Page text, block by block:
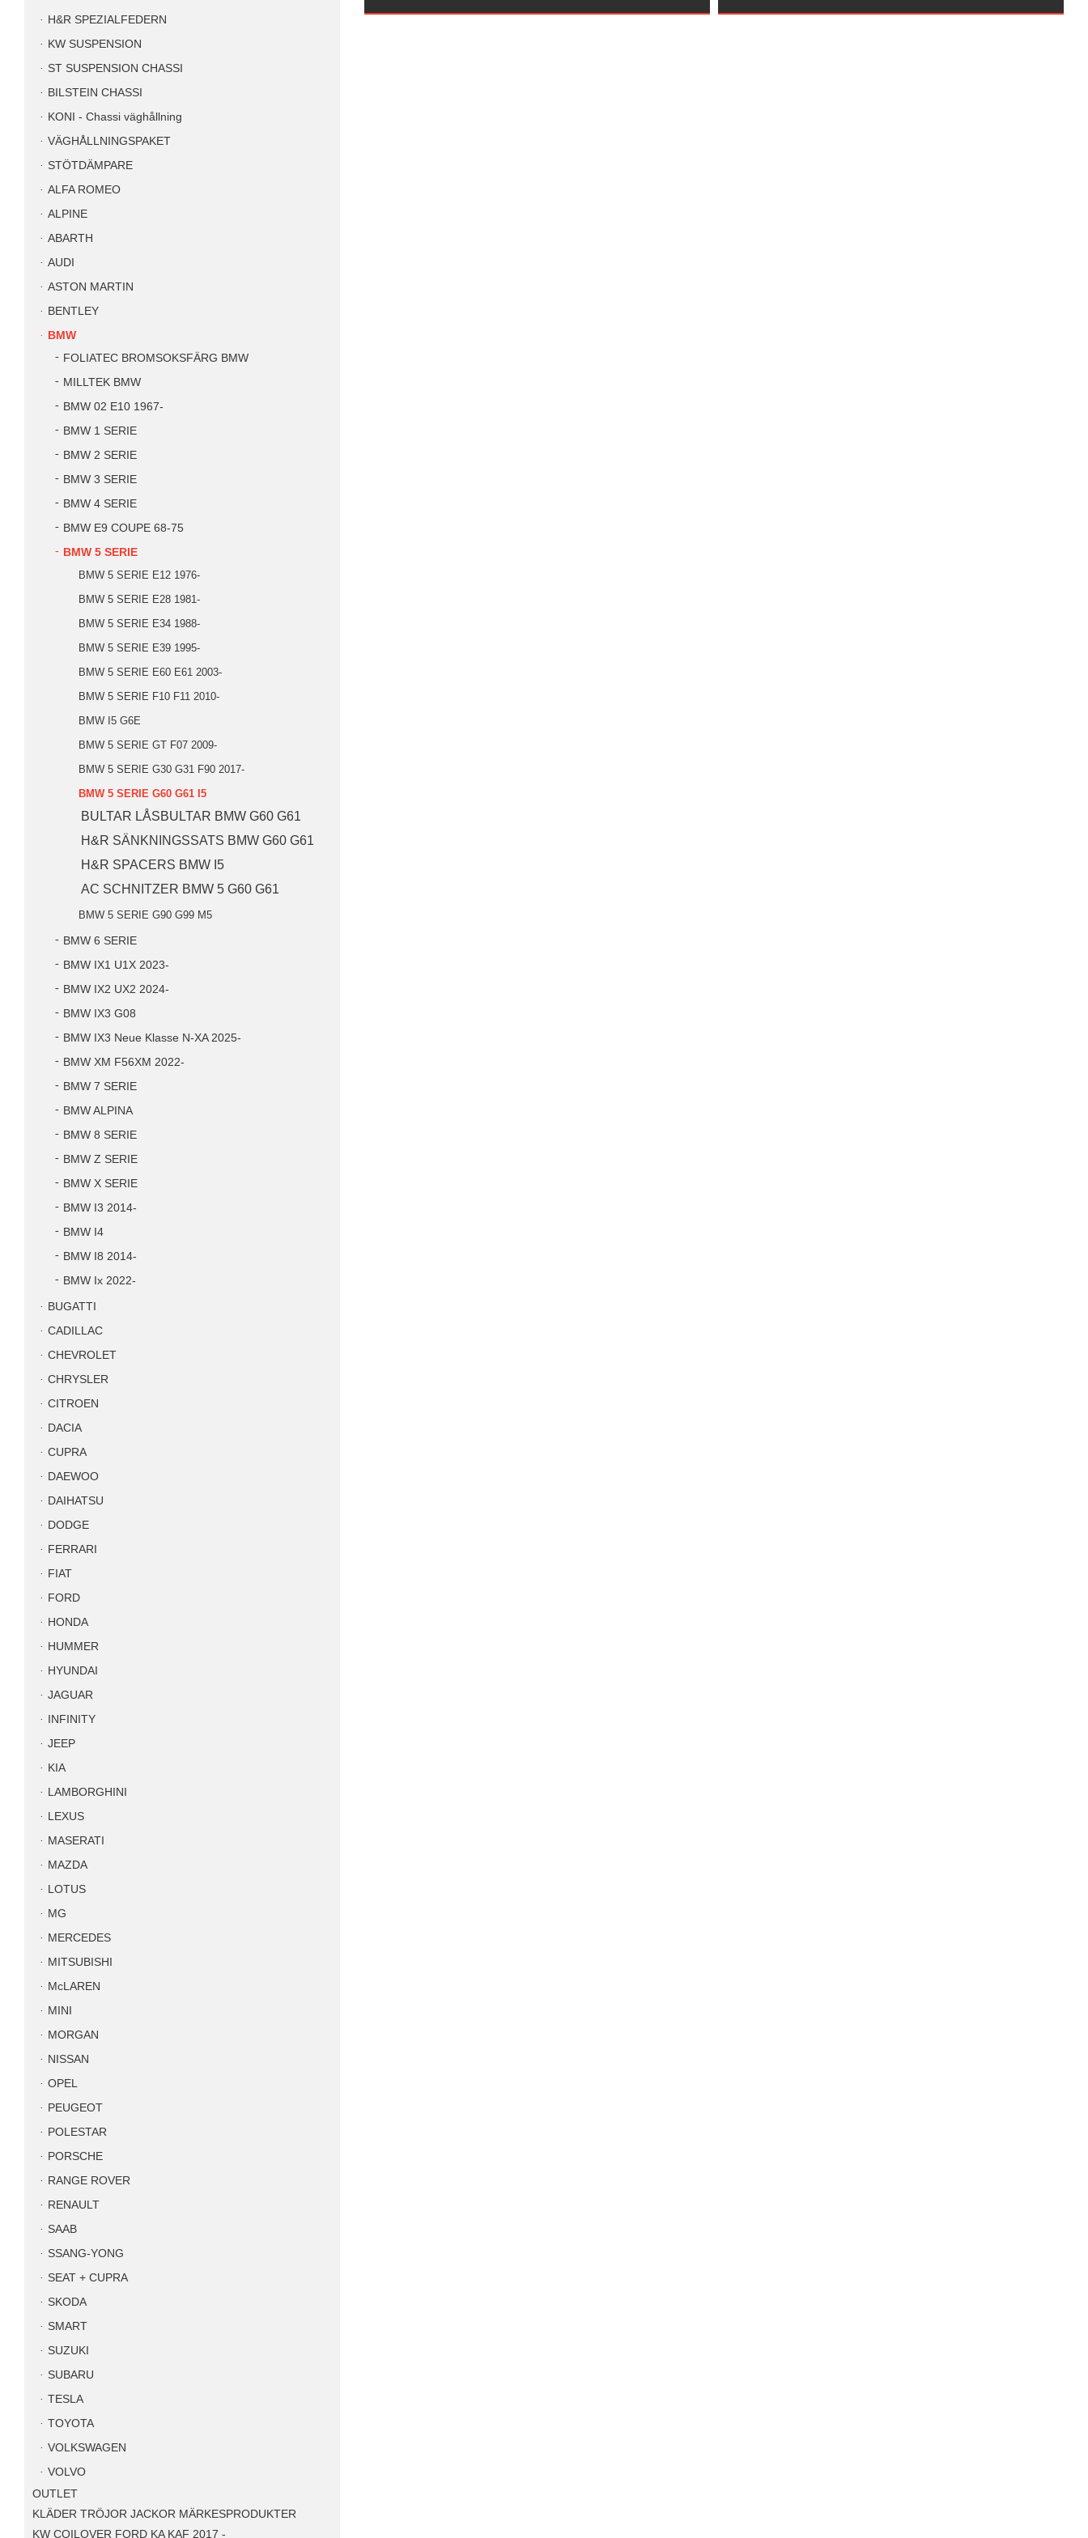
H&R SPEZIALFEDERN
KW SUSPENSION
ST SUSPENSION CHASSI
BILSTEIN CHASSI
KONI - Chassi väghållning
VÄGHÅLLNINGSPAKET
STÖTDÄMPARE
ALFA ROMEO
ALPINE
ABARTH
AUDI
ASTON MARTIN
BENTLEY
BMW
FOLIATEC BROMSOKSFÄRG BMW
MILLTEK BMW
BMW 02 E10 1967-
BMW 1 SERIE
BMW 2 SERIE
BMW 3 SERIE
BMW 4 SERIE
BMW E9 COUPE 68-75
BMW 5 SERIE
BMW 5 SERIE E12 1976-
BMW 5 SERIE E28 1981-
BMW 5 SERIE E34 1988-
BMW 5 SERIE E39 1995-
BMW 5 SERIE E60 E61 2003-
BMW 5 SERIE F10 F11 2010-
BMW I5 G6E
BMW 5 SERIE GT F07 2009-
BMW 5 SERIE G30 G31 F90 2017-
BMW 5 SERIE G60 G61 I5
BULTAR LÅSBULTAR BMW G60 G61
H&R SÄNKNINGSSATS BMW G60 G61
H&R SPACERS BMW I5
AC SCHNITZER BMW 5 G60 G61
BMW 5 SERIE G90 G99 M5
BMW 6 SERIE
BMW IX1 U1X 2023-
BMW IX2 UX2 2024-
BMW IX3 G08
BMW IX3 Neue Klasse N-XA 2025-
BMW XM F56XM 2022-
BMW 7 SERIE
BMW ALPINA
BMW 8 SERIE
BMW Z SERIE
BMW X SERIE
BMW I3 2014-
BMW I4
BMW I8 2014-
BMW Ix 2022-
BUGATTI
CADILLAC
CHEVROLET
CHRYSLER
CITROEN
DACIA
CUPRA
DAEWOO
DAIHATSU
DODGE
FERRARI
FIAT
FORD
HONDA
HUMMER
HYUNDAI
JAGUAR
INFINITY
JEEP
KIA
LAMBORGHINI
LEXUS
MASERATI
MAZDA
LOTUS
MG
MERCEDES
MITSUBISHI
McLAREN
MINI
MORGAN
NISSAN
OPEL
PEUGEOT
POLESTAR
PORSCHE
RANGE ROVER
RENAULT
SAAB
SSANG-YONG
SEAT + CUPRA
SKODA
SMART
SUZUKI
SUBARU
TESLA
TOYOTA
VOLKSWAGEN
VOLVO
OUTLET
KLÄDER TRÖJOR JACKOR MÄRKESPRODUKTER
KW COILOVER FORD KA KAF 2017 -